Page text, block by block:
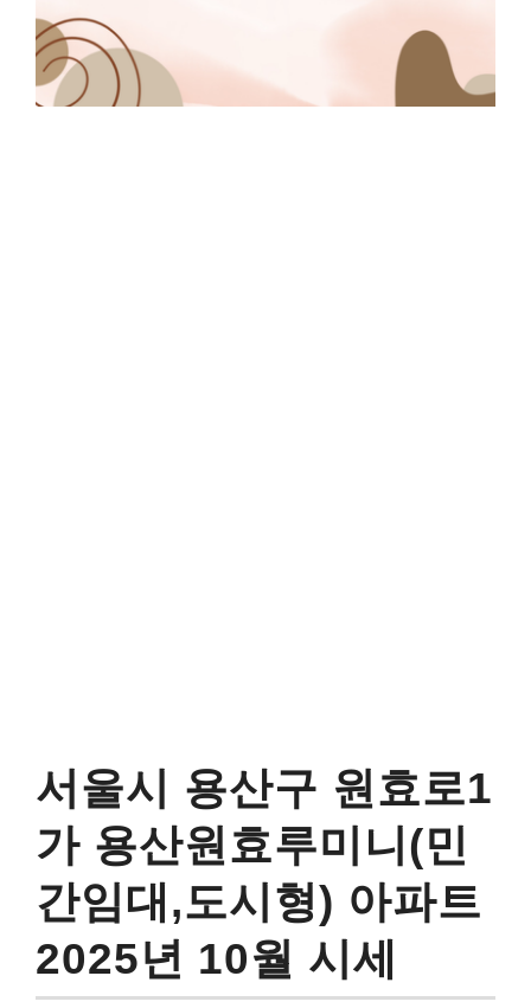
서울시 용산구 원효로1
가 용산원효루미니(민
간임대,도시형) 아파트
2025년 10월 시세